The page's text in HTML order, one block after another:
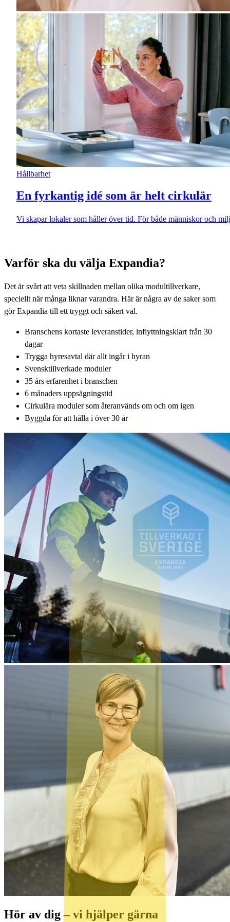
Hållbarhet
En fyrkantig idé som är helt cirkulär
Vi skapar lokaler som håller över tid. För både människor och
Varför ska du välja Expandia?
Det är svårt att veta skillnaden mellan olika modultillverkare,
speciellt när många liknar varandra. Här är några av de saker som
gör Expandia till ett tryggt och säkert val.
Branschens kortaste leveranstider, inflyttningsklart från 30
dagar
Trygga hyresavtal där allt ingår i hyran
Svensktillverkade moduler
35 års erfarenhet i branschen
6 månaders uppsägningstid
Cirkulära moduler som återanvänds om och om igen
Byggda för att hålla i över 30 år
Hör av dig – vi hjälper gärna